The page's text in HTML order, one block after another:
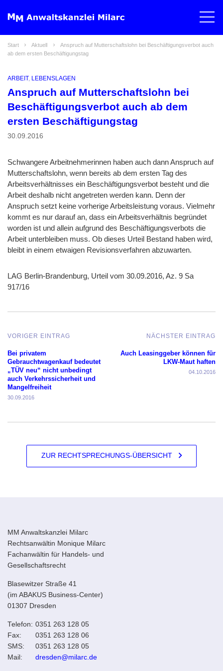
Start Aktuell
Anspruch auf Mutterschaftslohn bei Beschäftigungsverbot auch
ab dem ersten Beschäftigungstag
ARBEIT, LEBENSLAGEN
Anspruch auf Mutterschaftslohn bei
Beschäftigungsverbot auch ab dem
ersten Beschäftigungstag
30.09.2016
Schwangere Arbeitnehmerinnen haben auch dann Anspruch auf
Mutterschaftslohn, wenn bereits ab dem ersten Tag des
Arbeitsverhältnisses ein Beschäftigungsverbot besteht und die
Arbeit deshalb nicht angetreten werden kann. Denn der
Anspruch setzt keine vorherige Arbeitsleistung voraus. Vielmehr
kommt es nur darauf an, dass ein Arbeitsverhältnis begründet
worden ist und allein aufgrund des Beschäftigungsverbots die
Arbeit unterbleiben muss. Ob dieses Urteil Bestand haben wird,
bleibt in einem etwaigen Revisionsverfahren abzuwarten.
LAG Berlin-Brandenburg, Urteil vom 30.09.2016, Az. 9 Sa
917/16
VORIGER EINTRAG
Bei privatem
Gebrauchtwagenkauf bedeutet
„TÜV neu“ nicht unbedingt
auch Verkehrssicherheit und
Mangelfreiheit
30.09.2016
NÄCHSTER EINTRAG
Auch Leasinggeber können für
LKW-Maut haften
04.10.2016
ZUR RECHTSPRECHUNGS-ÜBERSICHT
MM Anwaltskanzlei Milarc
Rechtsanwältin Monique Milarc
Fachanwältin für Handels- und
Gesellschaftsrecht
Blasewitzer Straße 41
(im ABAKUS Business-Center)
01307 Dresden
Telefon: 0351 263 128 05
Fax:
0351 263 128 06
SMS:
0351 263 128 05
Mail:
dresden@milarc.de